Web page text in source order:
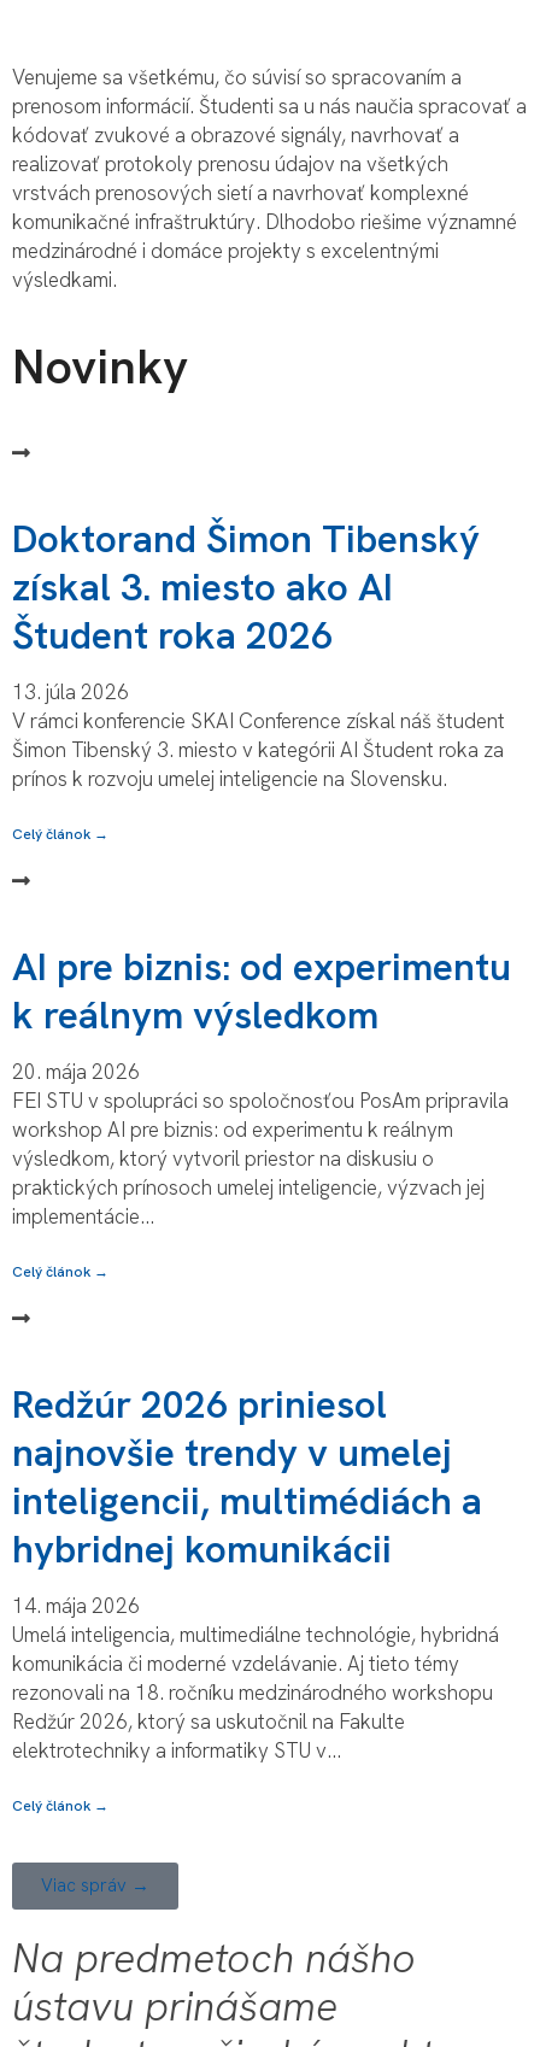
Venujeme sa všetkému, čo súvisí so spracovaním a
prenosom informácií. Študenti sa u nás naučia spracovať a
kódovať zvukové a obrazové signály, navrhovať a
realizovať protokoly prenosu údajov na všetkých
vrstvách prenosových sietí a navrhovať komplexné
komunikačné infraštruktúry. Dlhodobo riešime významné
medzinárodné i domáce projekty s excelentnými
výsledkami.
Novinky
Doktorand Šimon Tibenský
získal 3. miesto ako AI
Študent roka 2026
13. júla 2026
V rámci konferencie SKAI Conference získal náš študent
Šimon Tibenský 3. miesto v kategórii AI Študent roka za
prínos k rozvoju umelej inteligencie na Slovensku.
Celý článok →
AI pre biznis: od experimentu
k reálnym výsledkom
20. mája 2026
FEI STU v spolupráci so spoločnosťou PosAm pripravila
workshop AI pre biznis: od experimentu k reálnym
výsledkom, ktorý vytvoril priestor na diskusiu o
praktických prínosoch umelej inteligencie, výzvach jej
implementácie...
Celý článok →
Redžúr 2026 priniesol
najnovšie trendy v umelej
inteligencii, multimédiách a
hybridnej komunikácii
14. mája 2026
Umelá inteligencia, multimediálne technológie, hybridná
komunikácia či moderné vzdelávanie. Aj tieto témy
rezonovali na 18. ročníku medzinárodného workshopu
Redžúr 2026, ktorý sa uskutočnil na Fakulte
elektrotechniky a informatiky STU v...
Celý článok →
Viac správ →
Na predmetoch nášho
ústavu prinášame